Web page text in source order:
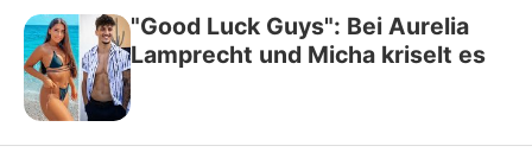
"Good Luck Guys": Bei Aurelia
Lamprecht und Micha kriselt es